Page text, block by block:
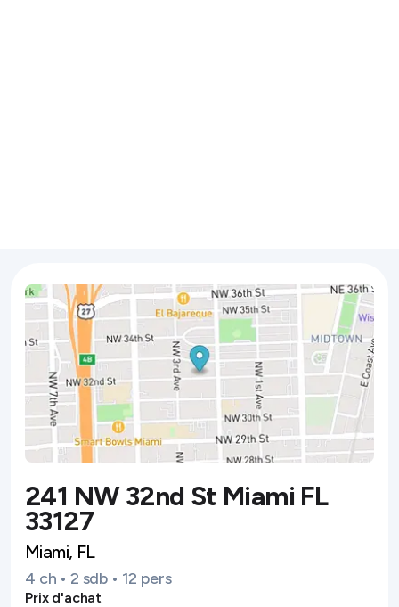
241 NW 32nd St Miami FL
33127
Miami, FL
4 ch • 2 sdb • 12 pers
Prix d'achat